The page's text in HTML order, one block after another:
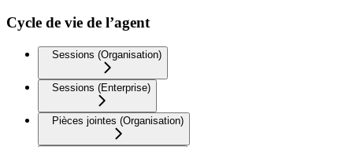
Cycle de vie de l’agent
Sessions (Organisation)
Sessions (Enterprise)
Pièces jointes (Organisation)